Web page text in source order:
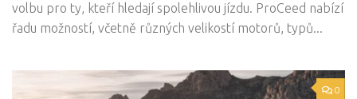
volbu pro ty, kteří hledají spolehlivou jízdu. ProCeed nabízí
řadu možností, včetně různých velikostí motorů, typů...
0